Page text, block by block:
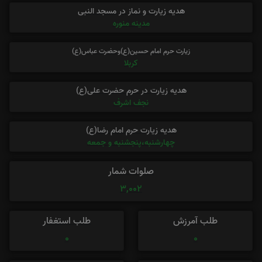
هدیه زیارت و نماز در مسجد النبی
مدینه منوره
زیارت حرم امام حسین(ع)وحضرت عباس(ع)
کربلا
هدیه زیارت در حرم حضرت علی(ع)
نجف اشرف
هدیه زیارت حرم امام رضا(ع)
چهارشنبه،پنجشنبه و جمعه
صلوات شمار
3,002
طلب آمرزش
0
طلب استغفار
0